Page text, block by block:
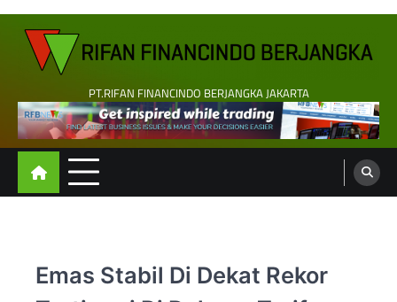
Skip
content
PT.RIFAN FINANCINDO BERJANGKA JAKARTA
Emas Stabil Di Dekat Rekor